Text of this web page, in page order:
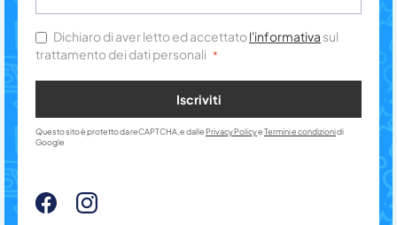
Dichiaro di aver letto ed accettatol'informativa sul
trattamento dei dati personali
Iscriviti
Questo sito è protetto da reCAPTCHA, e dalle Privacy PolicyeTermini e condizionidi
Google